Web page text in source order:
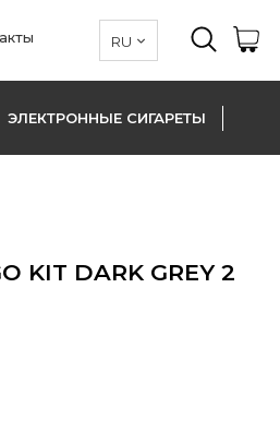
ЭЛЕКТРОННЫЕ СИГАРЕТЫ
DARK GREY 2